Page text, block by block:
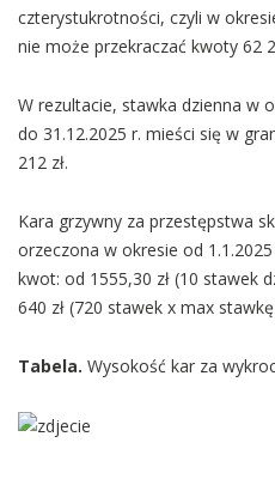
czterystukrotności, czyli w
nie może przekraczać kwoty 62
W rezultacie, stawka dzienna w
do 31.12.2025 r. mieści się w
212 zł.
Kara grzywny za przestępstwa
orzeczona w okresie od
kwot: od 1555,30 zł (10 stawek
640 zł (720 stawek x max
Tabela. Wysokość kar za